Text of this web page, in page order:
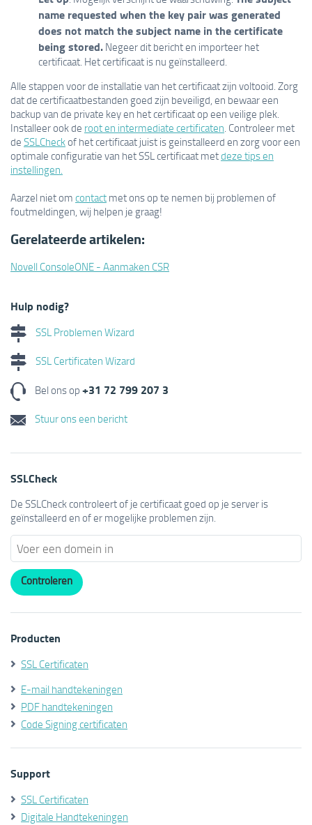
name requested when the key pair was generated
does not match the subject name in the certificate
being stored. Negeer dit bericht en importeer het
certificaat. Het certificaat is nu geïnstalleerd.
Alle stappen voor de installatie van het certificaat zijn voltooid. Zorg
dat de certificaatbestanden goed zijn beveiligd, en bewaar een
backup van de private key en het certificaat op een veilige plek.
Installeer ook de root en intermediate certificaten. Controleer met
de SSLCheckof het certificaat juist is geinstalleerd en zorg voor een
optimale configuratie van het SSL certificaat metdeze tips en
instellingen.
Aarzel niet om contact met ons op te nemen bij problemen of
foutmeldingen, wij helpen je graag!
Gerelateerde artikelen:
Novell ConsoleONE - Aanmaken CSR
Hulp nodig?
SSL Problemen Wizard
SSL Certificaten Wizard
Bel ons op +31 72 799 207 3
Stuur ons een bericht
SSLCheck
De SSLCheck controleert of je certificaat goed op je server is
geïnstalleerd en of er mogelijke problemen zijn.
Producten
SSL Certificaten
E-mail handtekeningen
PDF handtekeningen
Code Signing certificaten
Support
SSL Certificaten
Digitale Handtekeningen